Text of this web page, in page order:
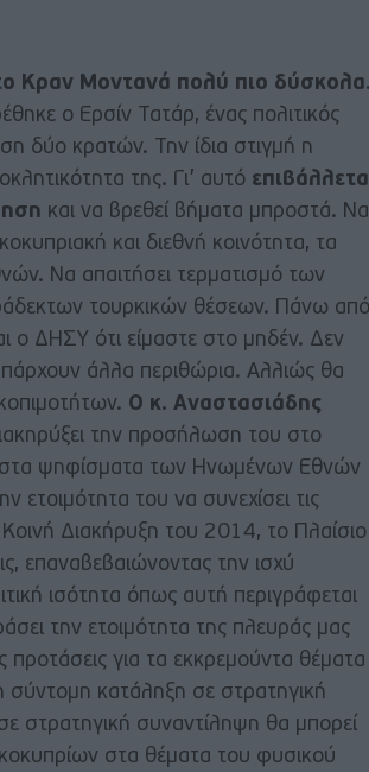
Κραν Μοντανά πολύ πιο
ο Ερσίν Τατάρ, ένας πολιτικός
δύο κρατών. Την ίδια στιγμή η
της. Γι’ αυτό
και να βρεθεί βήματα μπροστά. Να
και διεθνή κοινότητα, τα
Να απαιτήσει τερματισμό των
τουρκικών θέσεων. Πάνω από
ο ΔΗΣΥ ότι είμαστε στο μηδέν. Δεν
άλλα περιθώρια. Αλλιώς θα
Ο κ. Αναστασιάδης
την προσήλωση του στο
στα ψηφίσματα των Ηνωμένων Εθνών
ετοιμότητα του να συνεχίσει τις
Κοινή Διακήρυξη του 2014, το Πλαίσιο
επαναβεβαιώνοντας την ισχύ
ισότητα όπως αυτή περιγράφεται
την ετοιμότητα της πλευράς μας
για τα εκκρεμούντα θέματα
σύντομη κατάληξη σε στρατηγική
στρατηγική συναντίληψη θα μπορεί
στα θέματα του φυσικού